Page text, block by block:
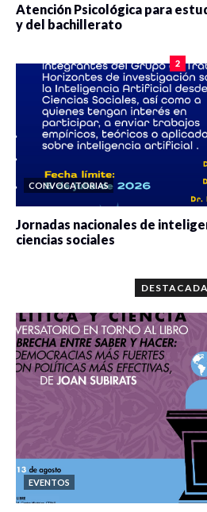
Atención Psicológica para
y del bachillerato
2
CONVOCATORIAS
Jornadas nacionales de
ciencias sociales
EVENTOS